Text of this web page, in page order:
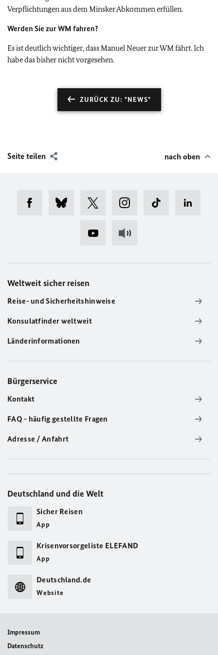
Verpflichtungen aus dem Minsker Abkommen erfüllen.
Werden Sie zur WM fahren?
Es ist deutlich wichtiger, dass Manuel Neuer zur WM fährt. Ich
habe das bisher nicht vorgesehen.
ZURÜCK ZU: "NEWS"
Seite teilen nach oben
Weltweit sicher reisen
Reise- und Sicherheitshinweise
Konsulatfinder weltweit
Länderinformationen
Bürgerservice
Kontakt
FAQ - häufig gestellte Fragen
Adresse / Anfahrt
Deutschland und die Welt
Sicher Reisen
App
Krisenvorsorgeliste ELEFAND
App
Deutschland.de
Website
Impressum
Datenschutz